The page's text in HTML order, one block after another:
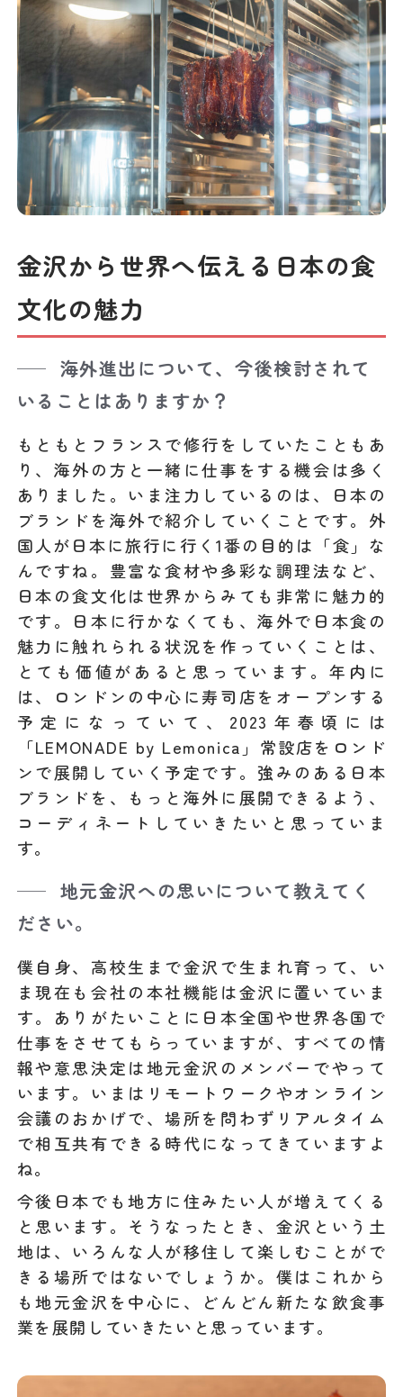
金沢から世界へ伝える日本の食
文化の魅力
海外進出について、今後検討されて
いることはありますか？
もともとフランスで修行をしていたこともあ
り、海外の方と一緒に仕事をする機会は多く
ありました。いま注力しているのは、日本の
ブランドを海外で紹介していくことです。外
国人が日本に旅行に行く1番の目的は「食」な
んですね。豊富な食材や多彩な調理法など、
日本の食文化は世界からみても非常に魅力的
です。日本に行かなくても、海外で日本食の
魅力に触れられる状況を作っていくことは、
とても価値があると思っています。年内に
は、ロンドンの中心に寿司店をオープンする
予定になっていて、2023年春頃には
「LEMONADE by Lemonica」常設店をロンド
ンで展開していく予定です。強みのある日本
ブランドを、もっと海外に展開できるよう、
コーディネートしていきたいと思っていま
す。
地元金沢への思いについて教えてく
ださい。
僕自身、高校生まで金沢で生まれ育って、い
ま現在も会社の本社機能は金沢に置いていま
す。ありがたいことに日本全国や世界各国で
仕事をさせてもらっていますが、すべての情
報や意思決定は地元金沢のメンバーでやって
います。いまはリモートワークやオンライン
会議のおかげで、場所を問わずリアルタイム
で相互共有できる時代になってきていますよ
ね。
今後日本でも地方に住みたい人が増えてくる
と思います。そうなったとき、金沢という土
地は、いろんな人が移住して楽しむことがで
きる場所ではないでしょうか。僕はこれから
も地元金沢を中心に、どんどん新たな飲食事
業を展開していきたいと思っています。